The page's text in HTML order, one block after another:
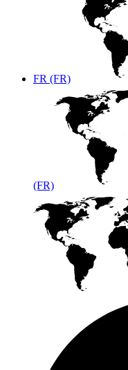
FR (FR)
(FR)